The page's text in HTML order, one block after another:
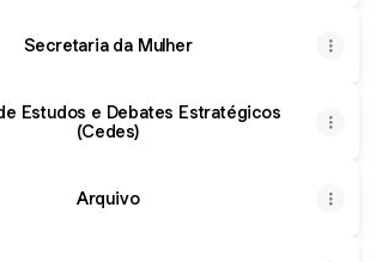
Secretaria da Mulher
Estudos e Debates Estratégicos
(Cedes)
Arquivo